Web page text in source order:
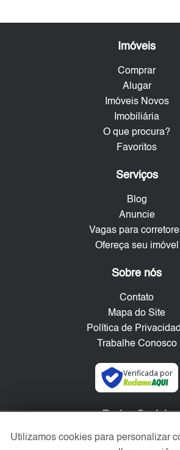
Imóveis
Comprar
Alugar
Imóveis Novos
Imobiliária
O que procura?
Favoritos
Serviços
Blog
Anuncie
Vagas para
Ofereça seu imóvel
Sobre nós
Contato
Mapa do Site
Política de
Trabalhe Conosco
Verificada por
Redes Sociais
Utilizamos cookies para personalizar